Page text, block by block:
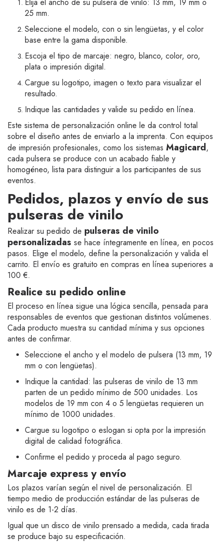
25 mm.
Seleccione el modelo, con o sin lengüetas, y el color
base entre la gama disponible.
Escoja el tipo de marcaje: negro, blanco, color, oro,
plata o impresión digital.
Cargue su logotipo, imagen o texto para visualizar el
resultado.
Indique las cantidades y valide su pedido en línea.
Este sistema de personalización online le da control total
sobre el diseño antes de enviarlo a la imprenta. Con equipos
de impresión profesionales, como los sistemas Magicard,
cada pulsera se produce con un acabado fiable y
homogéneo, lista para distinguir a los participantes de sus
eventos.
Pedidos, plazos y envío de sus
pulseras de vinilo
Realizar su pedido de pulseras de vinilo
personalizadas se hace íntegramente en línea, en pocos
pasos. Elige el modelo, define la personalización y valida el
carrito. El envío es gratuito en compras en línea superiores a
100 €.
Realice su pedido online
El proceso en línea sigue una lógica sencilla, pensada para
responsables de eventos que gestionan distintos volúmenes.
Cada producto muestra su cantidad mínima y sus opciones
antes de confirmar.
Seleccione el ancho y el modelo de pulsera (13 mm, 19
mm o con lengüetas).
Indique la cantidad: las pulseras de vinilo de 13 mm
parten de un pedido mínimo de 500 unidades. Los
modelos de 19 mm con 4 o 5 lengüetas requieren un
mínimo de 1000 unidades.
Cargue su logotipo o eslogan si opta por la impresión
digital de calidad fotográfica.
Confirme el pedido y proceda al pago seguro.
Marcaje express y envío
Los plazos varían según el nivel de personalización. El
tiempo medio de producción estándar de las pulseras de
vinilo es de 1-2 días.
Igual que un disco de vinilo prensado a medida, cada tirada
se produce bajo su especificación.